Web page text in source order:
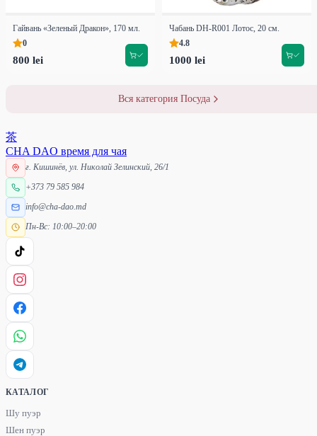
Гайвань «Зеленый Дракон», 170 мл.
0
800 lei
Чабань DH-R001 Лотос, 20 см.
4.8
1000 lei
Вся категория Посуда
茶
CHA DAO время для чая
г. Кишинёв, ул. Николай Зелинский, 26/1
+373 79 585 984
info@cha-dao.md
Пн-Вс: 10:00–20:00
КАТАЛОГ
Шу пуэр
Шен пуэр